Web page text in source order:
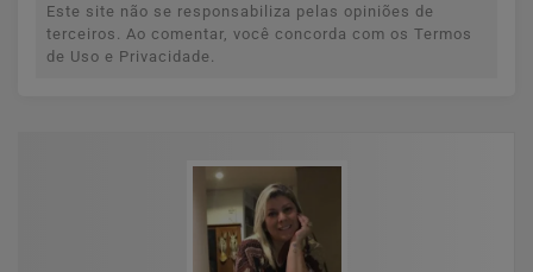
Este site não se responsabiliza pelas opiniões de
terceiros. Ao comentar, você concorda com os Termos
de Uso e Privacidade.